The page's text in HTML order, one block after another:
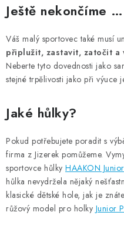
Ještě nekončíme …
Váš malý sportovec také musí
připlužit, zastavit, zatočit a
Neberte tyto dovednosti jako
stejné trpělivosti jako při výuce
Jaké hůlky?
Pokud potřebujete poradit s
firma z Jizerek pomůžeme.
sportovce hůlky HAAKON Junior
hůlka nevydržela nějaký
klasické dětské hole, jak je
růžový model pro holky Junior